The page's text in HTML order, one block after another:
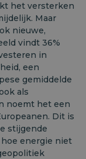
het versterken
Maar
nieuwe,
vindt 36%
in
een
gemiddelde
als
noemt het een
Dit is
stijgende
energie niet